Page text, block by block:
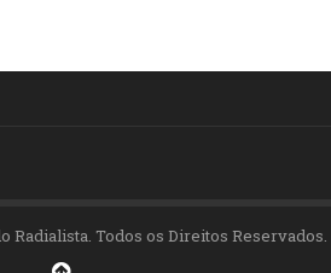
Radialista. Todos os Direitos Reservados.